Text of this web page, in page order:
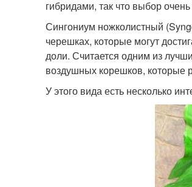
гибридами, так что выбор
Сингониум ножколистный
черешках, которые могут
доли. Считается одним из
воздушных корешков, которые
У этого вида есть несколько